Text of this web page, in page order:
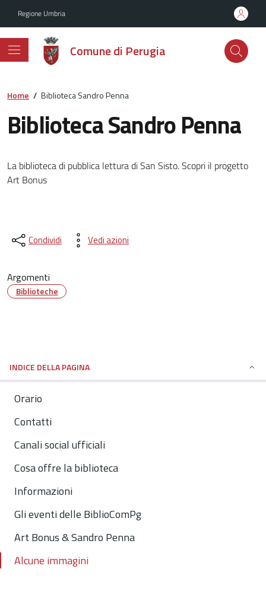
Regione Umbria
Comune di Perugia
Home / Biblioteca Sandro Penna
Biblioteca Sandro Penna
La biblioteca di pubblica lettura di San Sisto. Scopri il progetto
Art Bonus
Condividi Vedi azioni
Argomenti
Biblioteche
INDICE DELLA PAGINA
Orario
Contatti
Canali social ufficiali
Cosa offre la biblioteca
Informazioni
Gli eventi delle BiblioComPg
Art Bonus & Sandro Penna
Alcune immagini